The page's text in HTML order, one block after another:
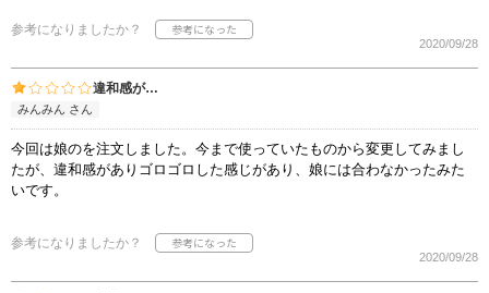
参考になりましたか？
2020/09/28
違和感が…
みんみん さん
今回は娘のを注文しました。今まで使っていたものから変更してみまし
たが、違和感がありゴロゴロした感じがあり、娘には合わなかったみた
いです。
参考になりましたか？
2020/09/28